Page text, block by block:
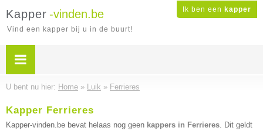
Ik ben een kapper
Kapper -vinden.be
Vind een kapper bij u in de buurt!
U bent nu hier: Home » Luik » Ferrieres
Kapper Ferrieres
Kapper-vinden.be bevat helaas nog geen kappers in Ferrieres. Dit geldt